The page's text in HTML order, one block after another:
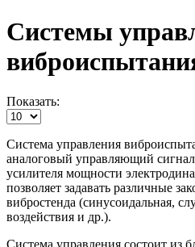
Системы
Показать:
Система управления
аналоговый управляющий
усилителя мощности
позволяет задавать различные
вибростенда (синусоидальная,
воздействия и др.).
Система управления состоит из